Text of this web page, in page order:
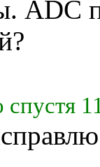
ADC
спустя